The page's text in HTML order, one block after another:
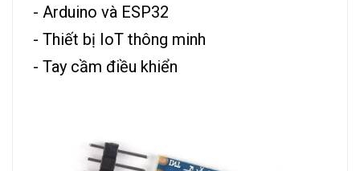
- Arduino và ESP32
- Thiết bị IoT thông minh
- Tay cầm điều khiển